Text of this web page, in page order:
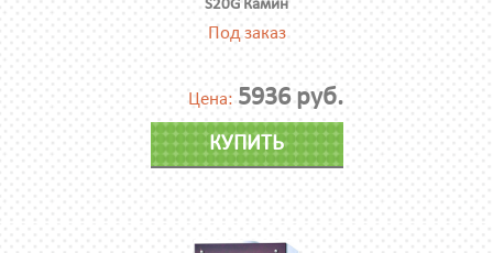
S20G Камин
Под заказ
Цена: 5936 руб.
КУПИТЬ